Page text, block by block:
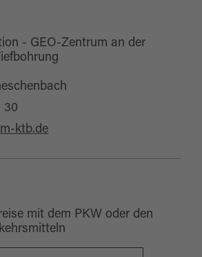
- GEO-Zentrum an der
30
ktb.de
mit dem PKW oder den